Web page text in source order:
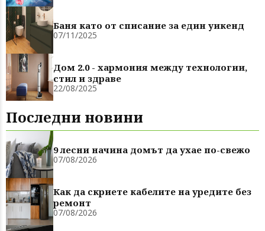
Баня като от списание за един уикенд
07/11/2025
Дом 2.0 - хармония между технологии,
стил и здраве
22/08/2025
Последни новини
9 лесни начина домът да ухае по-свежо
07/08/2026
Как да скриете кабелите на уредите без
ремонт
07/08/2026